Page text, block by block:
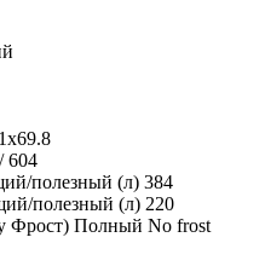
604
полезный (л) 384
полезный (л) 220
Фрост) Полный No frost